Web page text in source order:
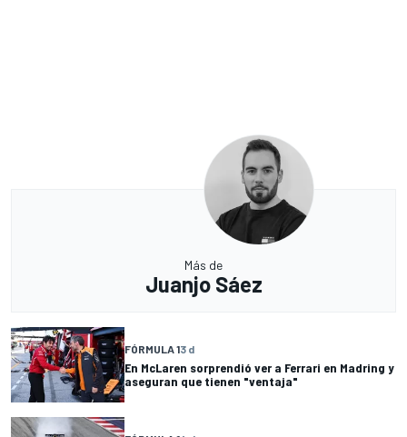
Más de
Juanjo Sáez
FÓRMULA 13 d
En McLaren sorprendió ver a Ferrari en Madring y
aseguran que tienen "ventaja"